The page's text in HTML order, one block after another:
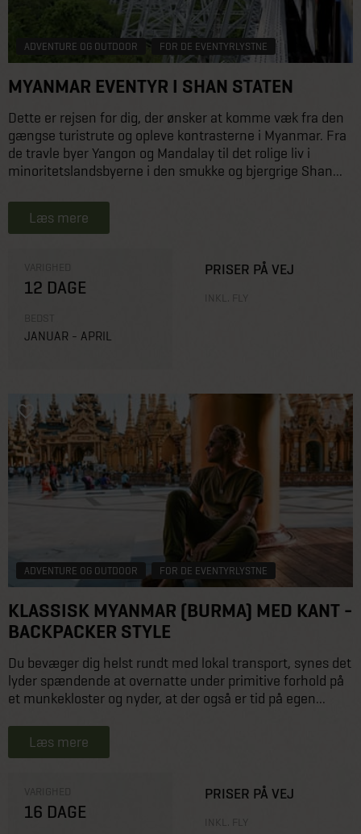
ADVENTURE OG OUTDOOR FOR DE EVENTYRLYSTNE
MYANMAR EVENTYR I SHAN STATEN
Dette er rejsen for dig, der ønsker at komme væk fra den
gængse turistrute og opleve kontrasterne i Myanmar. Fra
de travle byer Yangon og Mandalay til det rolige liv i
minoritetslandsbyerne i den smukke og bjergrige Shan...
Læs mere
12 DAGE
BEDST
JANUAR - APRIL
PRISER PÅ VEJ
INKL. FLY
ADVENTURE OG OUTDOOR FOR DE EVENTYRLYSTNE
KLASSISK MYANMAR (BURMA) MED KANT -
BACKPACKER STYLE
Du bevæger dig helst rundt med lokal transport, synes det
lyder spændende at overnatte under primitive forhold på
et munkekloster og nyder, at der også er tid på egen...
Læs mere
16 DAGE
PRISER PÅ VEJ
INKL. FLY